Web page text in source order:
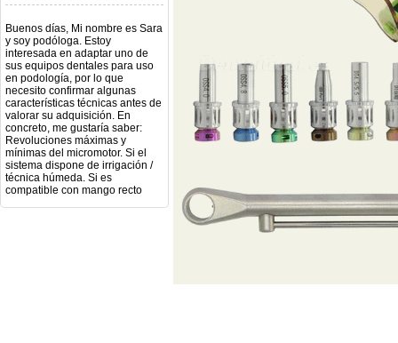
Buenos días, Mi nombre es Sara
y soy podóloga. Estoy
interesada en adaptar uno de
sus equipos dentales para uso
en podología, por lo que
necesito confirmar algunas
características técnicas antes de
valorar su adquisición. En
concreto, me gustaría saber:
Revoluciones máximas y
mínimas del micromotor. Si el
sistema dispone de irrigación /
técnica húmeda. Si es
compatible con mango recto
(pieza recta para fresas de
podología). Velocidad del
mango recto. Si dispone de